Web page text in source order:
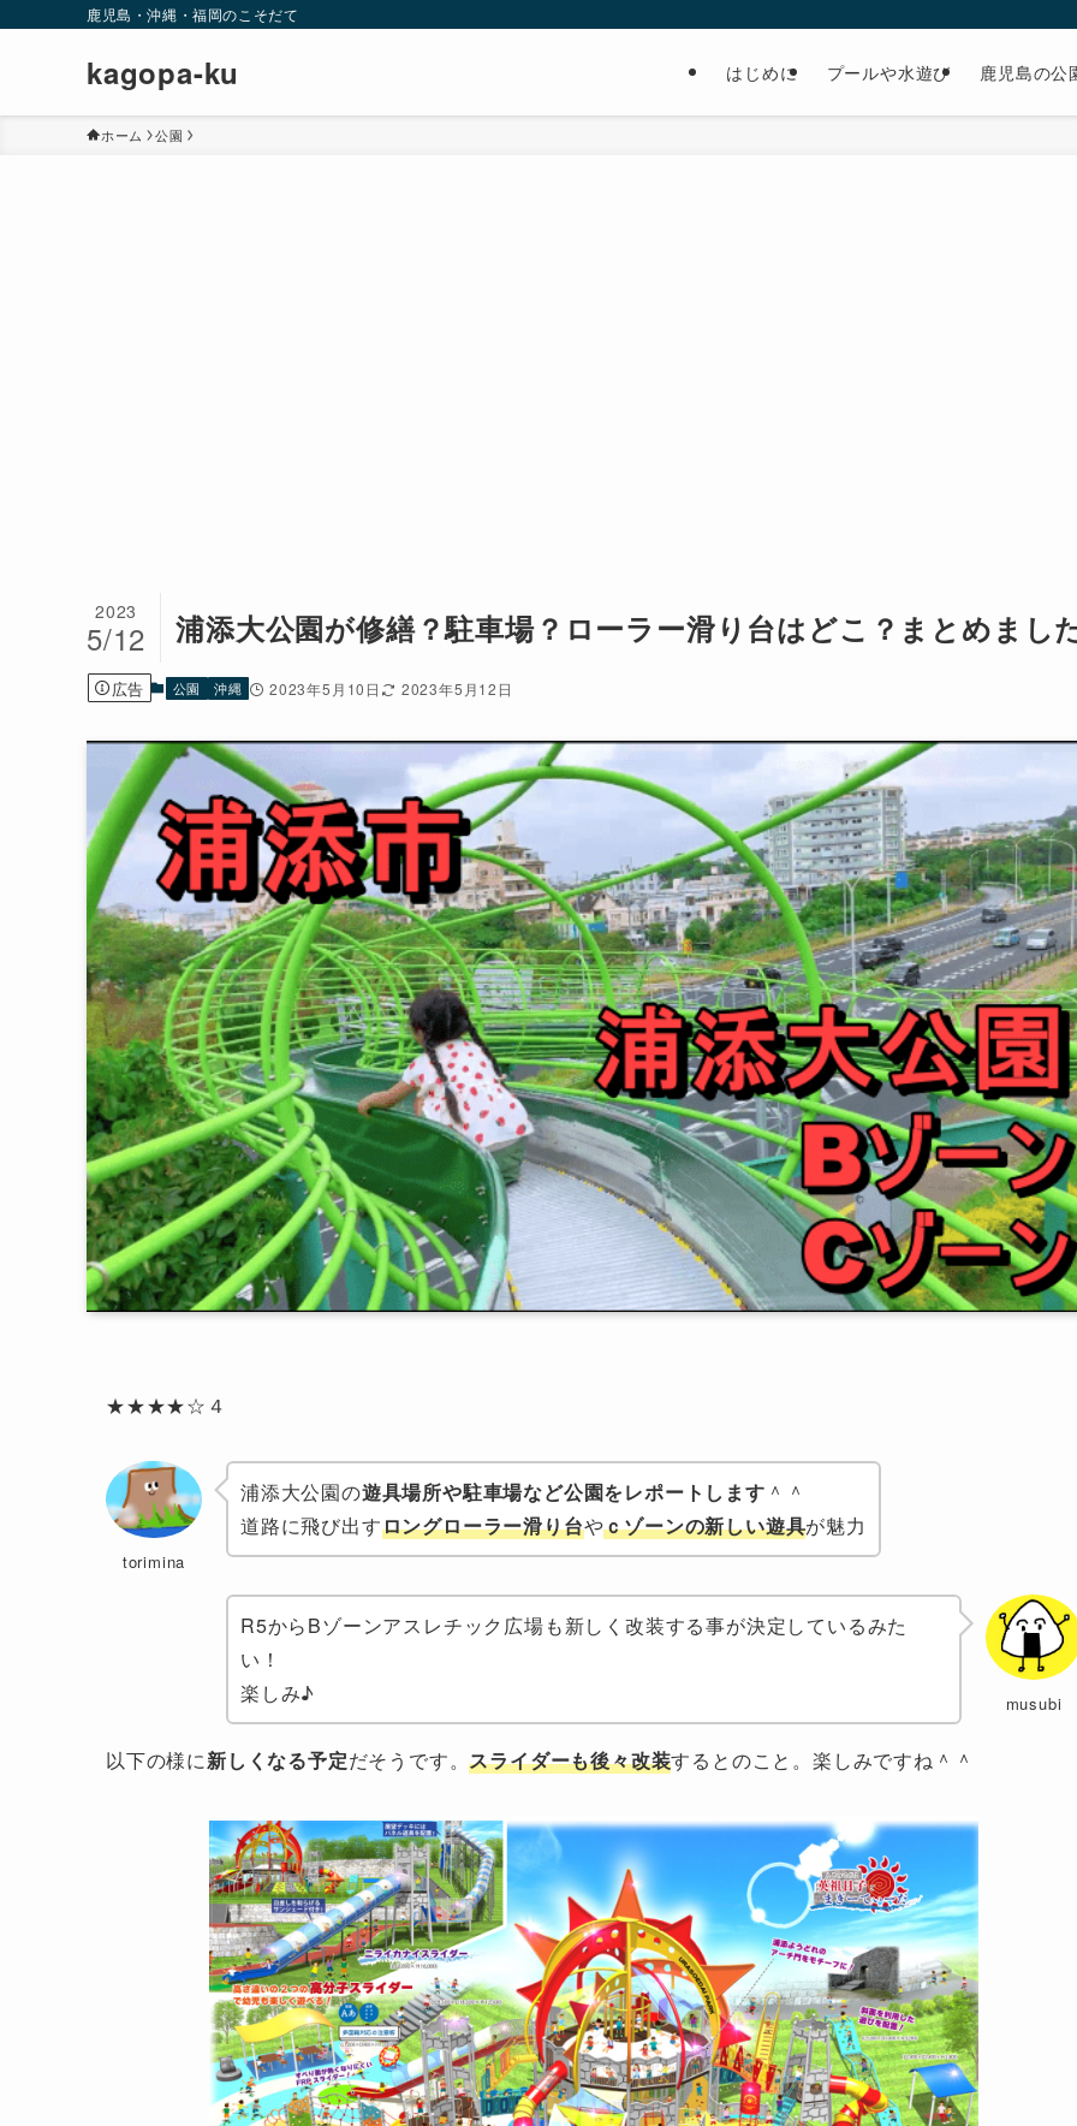
鹿児島・沖縄・福岡のこそだて
kagopa-ku はじめに プールや水遊び 鹿児島の公
ホーム 公園
浦添大公園が修繕？駐車場？ローラー滑り台はどこ？まとめまし
2023
5/12
広告 公園 沖縄 2023年5月10日 2023年5月12日
★★★★☆４
torimina
浦添大公園の遊具場所や駐車場など公園をレポートします ＾＾
道路に飛び出すロングローラー滑り台やｃゾーンの新しい遊具が魅力
musubi
R5からBゾーンアスレチック広場も新しく改装する事が決定しているみた
い！
楽しみ♪
以下の様に新しくなる予定だそうです。スライダーも後々改装するとのこと。楽しみですね＾＾